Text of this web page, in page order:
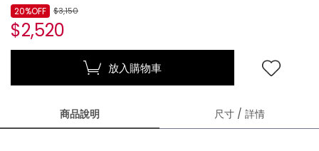
$3,150
$2,520
20%OFF
放入購物車
商品說明 尺寸 / 詳情